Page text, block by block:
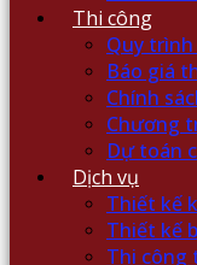
Thi công
Quy
Báo giá
Chính
Chương
Dự toán
Dịch vụ
Thiết kế
Thiết kế
Thi công